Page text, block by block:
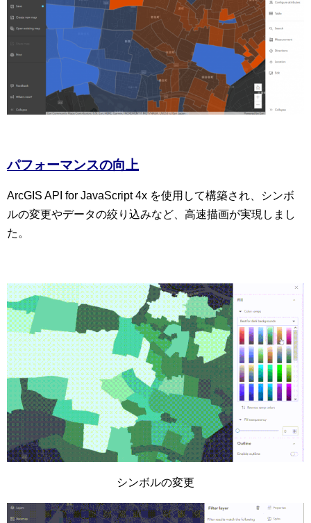
パフォーマンスの向上
ArcGIS API for JavaScript 4x を使用して構築され、シンボ
ルの変更やデータの絞り込みなど、高速描画が実現しまし
た。
シンボルの変更